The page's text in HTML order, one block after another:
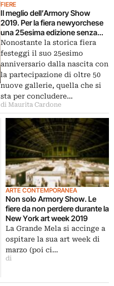
FIERE
Il meglio dell’Armory Show
2019. Per la fiera newyorchese
una 25esima edizione senza
emozioni
Nonostante la storica fiera
festeggi il suo 25esimo
anniversario dalla nascita con
la partecipazione di oltre 50
nuove gallerie, quella che si
sta per concludere…
di Maurita Cardone
ARTE CONTEMPORANEA
Non solo Armory Show. Le
fiere da non perdere durante la
New York art week 2019
La Grande Mela si accinge a
ospitare la sua art week di
marzo (poi ci…
di